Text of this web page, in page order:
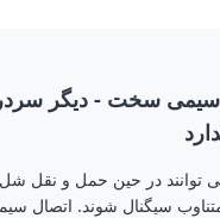
سیمی سخت - دیگر
توانند در حین حمل و نقل
سیگنال شوند. اتصال